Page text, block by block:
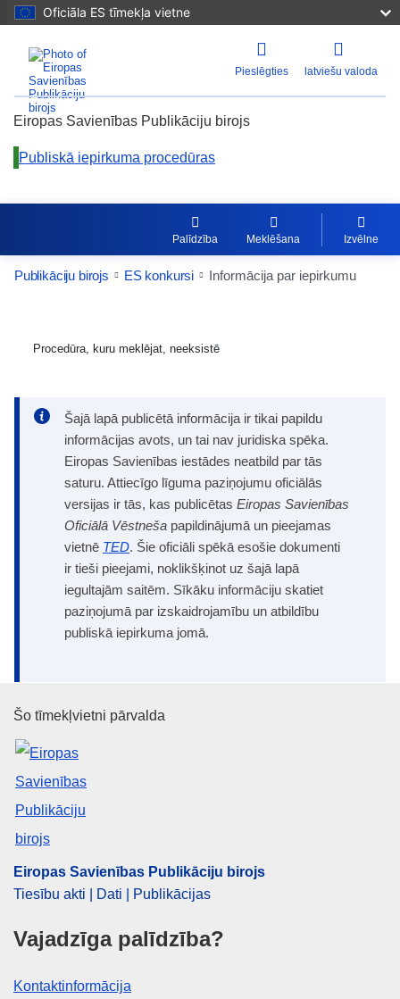
Oficiāla ES tīmekļa vietne
Pieslēgties latviešu valoda
Eiropas Savienības Publikāciju birojs
Publiskā iepirkuma procedūras
Palīdzība Meklēšana Izvēlne
Publikāciju birojs ES konkursi Informācija par iepirkumu
Procedūra, kuru meklējat, neeksistē
Šajā lapā publicētā informācija ir tikai papildu
informācijas avots, un tai nav juridiska spēka.
Eiropas Savienības iestādes neatbild par tās
saturu. Attiecīgo līguma paziņojumu oficiālās
versijas ir tās, kas publicētas Eiropas Savienības
Oficiālā Vēstneša papildinājumā un pieejamas
vietnē TED. Šie oficiāli spēkā esošie dokumenti
ir tieši pieejami, noklikšķinot uz šajā lapā
iegultajām saitēm. Sīkāku informāciju skatiet
paziņojumā par izskaidrojamību un atbildību
publiskā iepirkuma jomā.
Eiropas Savienības Publikāciju
Šo tīmekļvietni pārvalda
Eiropas Savienības Publikāciju birojs
Tiesību akti | Dati | Publikācijas
Vajadzīga palīdzība?
Kontaktinformācija